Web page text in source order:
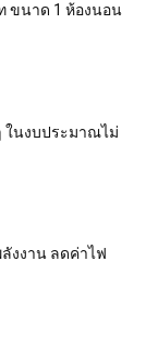
ขนาด 1 ห้องนอน
ในงบประมาณไม่
งงาน ลดค่าไฟ